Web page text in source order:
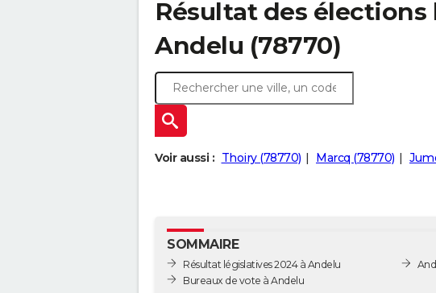
Résultat des élections
Andelu (78770)
Voir aussi : Thoiry (78770) Marcq (78770)
SOMMAIRE
Résultat législatives 2024 à Andelu
Bureaux de vote à Andelu